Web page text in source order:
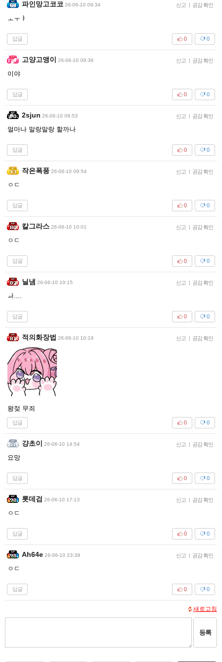
파인망고코코 26-06-10 09:34 신고 | 공감 확인
ㅗㅜㅑ
답글 0
0
고양고앵이 26-06-10 09:36 신고 | 공감 확인
이야
답글 0
0
2sjun 26-06-10 09:53 신고 | 공감 확인
얼마나 말랑말랑 할까나
답글 0
0
작은폭풍 26-06-10 09:54 신고 | 공감 확인
ㅇㄷ
답글 0
0
칼그라스 26-06-10 10:01 신고 | 공감 확인
ㅇㄷ
답글 0
0
닐냄 26-06-10 10:15 신고 | 공감 확인
ㅘ....
답글 0
0
적의화장법 26-06-10 10:19 신고 | 공감 확인
왕젖 무죄
답글 0
0
걍초이 26-06-10 14:54 신고 | 공감 확인
요망
답글 0
0
롯데검 26-06-10 17:13 신고 | 공감 확인
ㅇㄷ
답글 0
0
Ah64e 26-06-10 23:39 신고 | 공감 확인
ㅇㄷ
답글 0
0
새로고침
등록